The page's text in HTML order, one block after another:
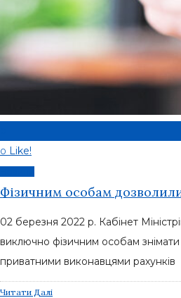
0 Like!
Фізичним особам
02 березня 2022 р. Кабінет
виключно фізичним особам
приватними виконавцями рахунків
Читати Далі